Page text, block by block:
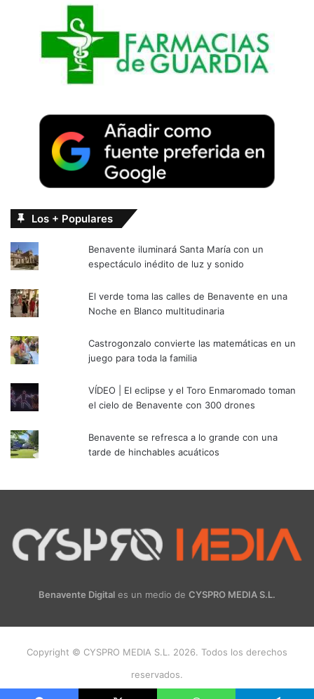
Los + Populares
Benavente iluminará Santa María con un
espectáculo inédito de luz y sonido
El verde toma las calles de Benavente en una
Noche en Blanco multitudinaria
Castrogonzalo convierte las matemáticas en un
juego para toda la familia
VÍDEO | El eclipse y el Toro Enmaromado toman
el cielo de Benavente con 300 drones
Benavente se refresca a lo grande con una
tarde de hinchables acuáticos
Benavente Digital es un medio de CYSPRO MEDIA S.L.
Copyright © CYSPRO MEDIA S.L. 2026. Todos los derechos
reservados.